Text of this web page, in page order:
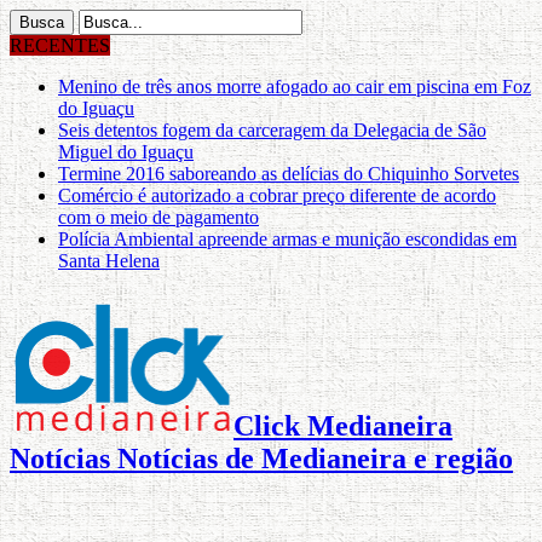
RECENTES
Menino de três anos morre afogado ao cair em piscina em Foz
do Iguaçu
Seis detentos fogem da carceragem da Delegacia de São
Miguel do Iguaçu
Termine 2016 saboreando as delícias do Chiquinho Sorvetes
Comércio é autorizado a cobrar preço diferente de acordo
com o meio de pagamento
Polícia Ambiental apreende armas e munição escondidas em
Santa Helena
Click Medianeira
Notícias Notícias de Medianeira e região